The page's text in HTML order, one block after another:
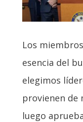
Los
esencia del
elegimos
provienen de
luego